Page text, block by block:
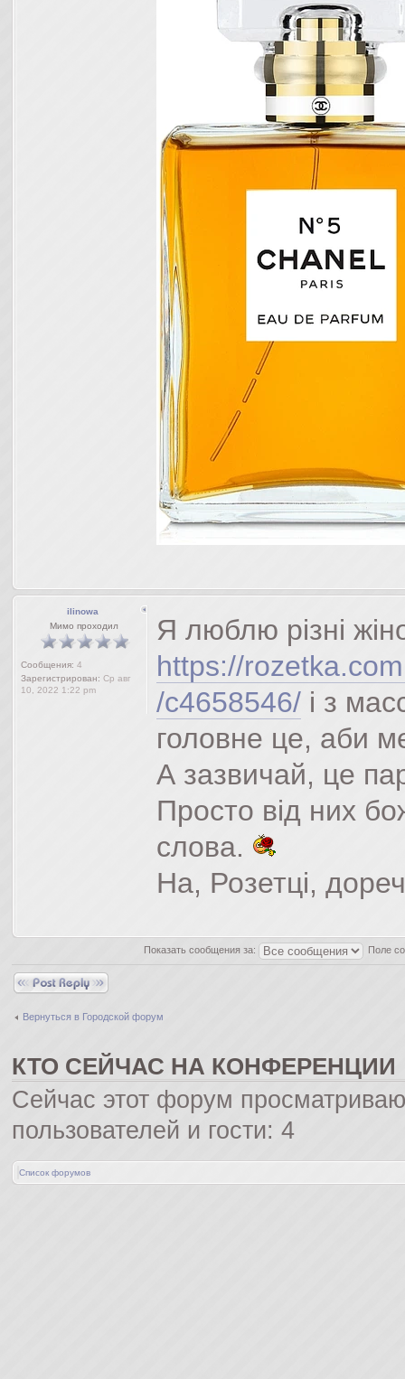
ilinowa
Мимо проходил
Сообщения: 4
Зарегистрирован: Ср авг
10, 2022 1:22 pm
Я люблю різні
https://
/c4658546/ і з
головне це, аби
А зазвичай, це
Просто від них
слова.
На, Розетці,
Показать сообщения за: Поле
Ответить
Вернуться в Городской форум
КТО СЕЙЧАС НА КОНФЕРЕНЦИИ
Сейчас этот форум
пользователей и гости: 4
Список форумов